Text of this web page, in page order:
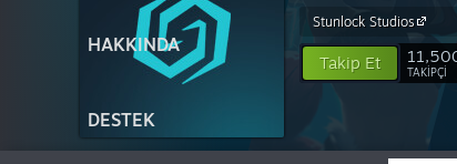
HAKKINDA
DESTEK
Stunlock Studios
Takip Et TAKIPÇI